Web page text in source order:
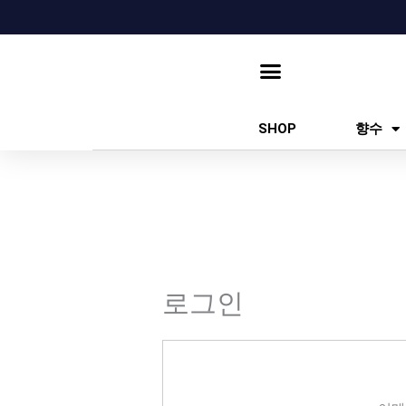
텐
SHOP 향수
로그인